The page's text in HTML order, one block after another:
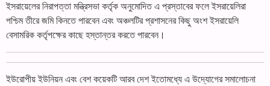
ইসরায়েলের নিরাপত্তা মন্ত্রিসভা কর্তৃক অনুমোদিত এ প্রস্তাবের ফলে ইসরায়েলিরা
পশ্চিম তীরে জমি কিনতে পারবেন এবং অঞ্চলটির প্রশাসনের কিছু অংশ ইসরায়েলি
বেসামরিক কর্তৃপক্ষের কাছে হস্তান্তর করতে পারবেন।
ইউরোপীয় ইউনিয়ন এবং বেশ কয়েকটি আরব দেশ ইতোমধ্যে এ উদ্যোগের সমালোচনা